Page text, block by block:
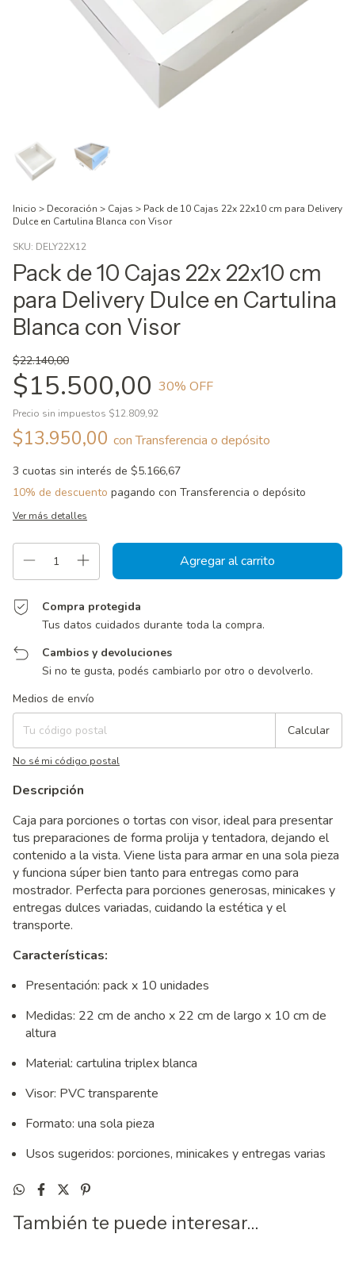
Inicio > Decoración > Cajas > Pack de 10 Cajas 22x 22x10 cm para Delivery
Dulce en Cartulina Blanca con Visor
SKU: DELY22X12
Pack de 10 Cajas 22x 22x10 cm
para Delivery Dulce en Cartulina
Blanca con Visor
$22.140,00
$15.500,00 30% OFF
Precio sin impuestos $12.809,92
$13.950,00 con Transferencia o depósito
3 cuotas sin interés de $5.166,67
10% de descuento pagando con Transferencia o depósito
Ver más detalles
Compra protegida
Tus datos cuidados durante toda la compra.
Cambios y devoluciones
Si no te gusta, podés cambiarlo por otro o devolverlo.
Entregas para el CP:
Medios de envío
Calcular
No sé mi código postal
Descripción
Caja para porciones o tortas con visor, ideal para presentar
tus preparaciones de forma prolija y tentadora, dejando el
contenido a la vista. Viene lista para armar en una sola pieza
y funciona súper bien tanto para entregas como para
mostrador. Perfecta para porciones generosas, minicakes y
entregas dulces variadas, cuidando la estética y el
transporte.
Características:
Presentación: pack x 10 unidades
Medidas: 22 cm de ancho x 22 cm de largo x 10 cm de
altura
Material: cartulina triplex blanca
Visor: PVC transparente
Formato: una sola pieza
Usos sugeridos: porciones, minicakes y entregas varias
También te puede interesar...